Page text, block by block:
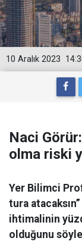
10 Aralık 2023
Naci
olma riski
Yer Bilimci
tura
ihtimalinin
olduğunu